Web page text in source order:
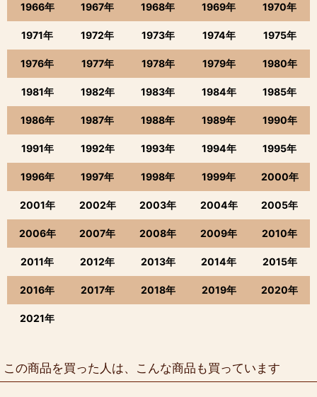
1966年 1967年 1968年 1969年 1970年
1971年 1972年 1973年 1974年 1975年
1976年 1977年 1978年 1979年 1980年
1981年 1982年 1983年 1984年 1985年
1986年 1987年 1988年 1989年 1990年
1991年 1992年 1993年 1994年 1995年
1996年 1997年 1998年 1999年 2000年
2001年 2002年 2003年 2004年 2005年
2006年 2007年 2008年 2009年 2010年
2011年 2012年 2013年 2014年 2015年
2016年 2017年 2018年 2019年 2020年
2021年
この商品を買った人は、こんな商品も買っています